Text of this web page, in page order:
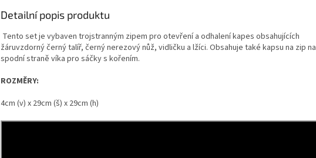
Detailní popis produktu
Tento set je vybaven trojstranným zipem pro otevření a odhalení kapes obsahujících
žáruvzdorný černý talíř, černý nerezový nůž, vidličku a lžíci. Obsahuje také kapsu na zip na
spodní straně víka pro sáčky s kořením.
ROZMĚRY:
4cm (v) x 29cm (š) x 29cm (h)